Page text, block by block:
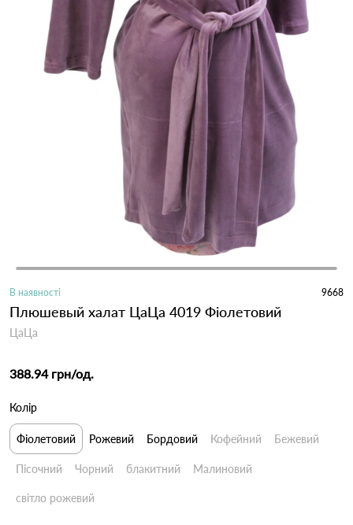
В наявності 9668
Плюшевый халат ЦаЦа 4019 Фіолетовий
ЦаЦа
388.94 грн/од.
Колір
Фіолетовий Рожевий Бордовий Кофейний Бежевий
Пісочний Чорний блакитний Малиновий
світло рожевий